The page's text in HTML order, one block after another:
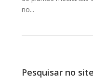
no...
Pesquisar no site